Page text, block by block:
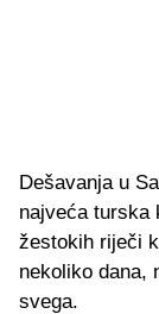
Dešavanja u
najveća turska
žestokih riječi
nekoliko dana,
svega.